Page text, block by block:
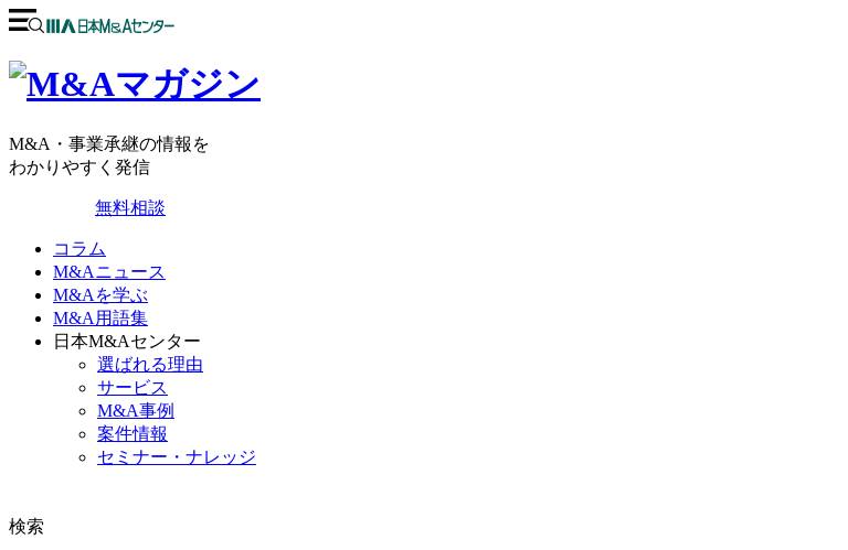
M&A・事業承継の情報を
わかりやすく発信
無料相談
コラム
M&Aニュース
M&Aを学ぶ
M&A用語集
日本M&Aセンター
選ばれる理由
サービス
M&A事例
案件情報
セミナー・ナレッジ
検索